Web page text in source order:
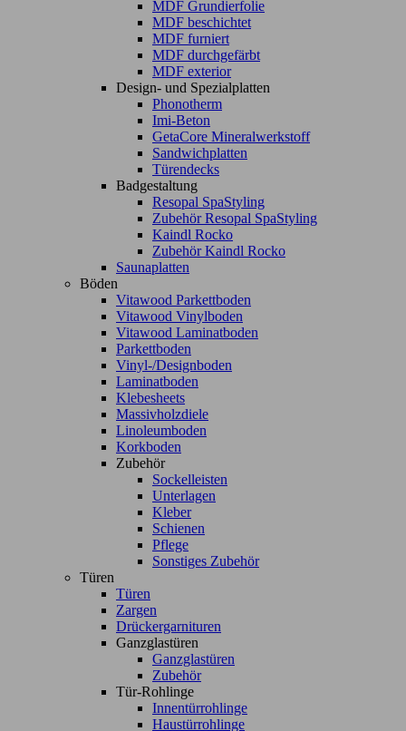
MDF Grundierfolie
MDF beschichtet
MDF furniert
MDF durchgefärbt
MDF exterior
Design- und Spezialplatten
Phonotherm
Imi-Beton
GetaCore Mineralwerkstoff
Sandwichplatten
Türendecks
Badgestaltung
Resopal SpaStyling
Zubehör Resopal SpaStyling
Kaindl Rocko
Zubehör Kaindl Rocko
Saunaplatten
Böden
Vitawood Parkettboden
Vitawood Vinylboden
Vitawood Laminatboden
Parkettboden
Vinyl-/Designboden
Laminatboden
Klebesheets
Massivholzdiele
Linoleumboden
Korkboden
Zubehör
Sockelleisten
Unterlagen
Kleber
Schienen
Pflege
Sonstiges Zubehör
Türen
Türen
Zargen
Drückergarnituren
Ganzglastüren
Ganzglastüren
Zubehör
Tür-Rohlinge
Innentürrohlinge
Haustürrohlinge